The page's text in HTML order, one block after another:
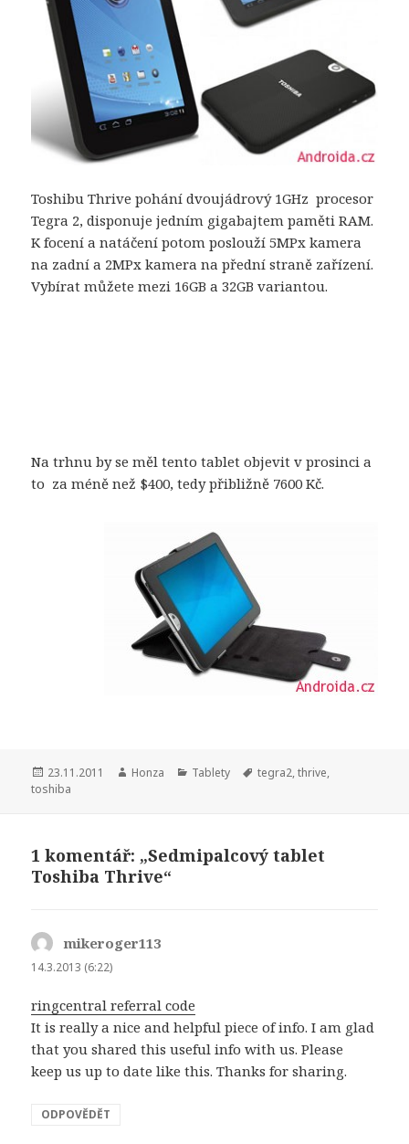
Toshibu Thrive pohání dvoujádrový 1GHz procesor
Tegra 2, disponuje jedním gigabajtem paměti RAM.
K focení a natáčení potom poslouží 5MPx kamera
na zadní a 2MPx kamera na přední straně zařízení.
Vybírat můžete mezi 16GB a 32GB variantou.
Na trhnu by se měl tento tablet objevit v prosinci a
to za méně než $400, tedy přibližně 7600 Kč.
Publikováno:
23.11.2011 Autor:
Honza Rubriky:
Tablety Štítky:
tegra2,thrive,
toshiba
1 komentář: „Sedmipalcový tablet
Toshiba Thrive“
mikeroger113
14.3.2013 (6:22)
ringcentral referral code
It is really a nice and helpful piece of info. I am glad
that you shared this useful info with us. Please
keep us up to date like this. Thanks for sharing.
ODPOVĚDĚT